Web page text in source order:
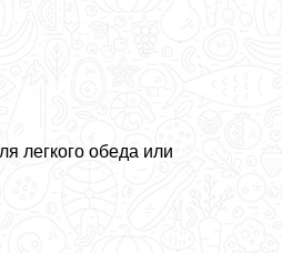
легкого обеда или